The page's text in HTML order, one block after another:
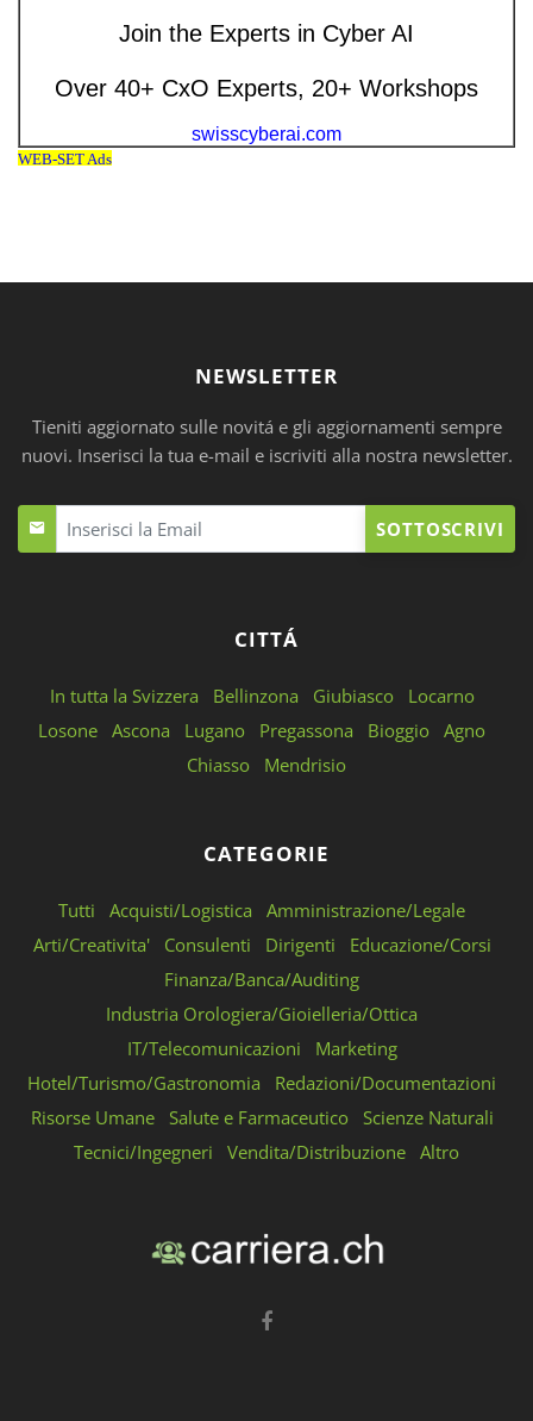
NEWSLETTER
Tieniti aggiornato sulle novitá e gli aggiornamenti sempre
nuovi. Inserisci la tua e-mail e iscriviti alla nostra newsletter.
SOTTOSCRIVI
CITTÁ
In tutta la Svizzera Bellinzona Giubiasco
Locarno
Losone Ascona Lugano Pregassona Bioggio Agno
Chiasso
Mendrisio
CATEGORIE
Tutti Acquisti/Logistica
Amministrazione/Legale
Arti/Creativita'
Consulenti Dirigenti
Educazione/Corsi
Finanza/Banca/Auditing
Industria Orologiera/Gioielleria/Ottica
IT/Telecomunicazioni
Marketing
Hotel/Turismo/Gastronomia
Redazioni/Documentazioni
Risorse Umane
Salute e Farmaceutico
Scienze Naturali
Tecnici/Ingegneri
Vendita/Distribuzione Altro